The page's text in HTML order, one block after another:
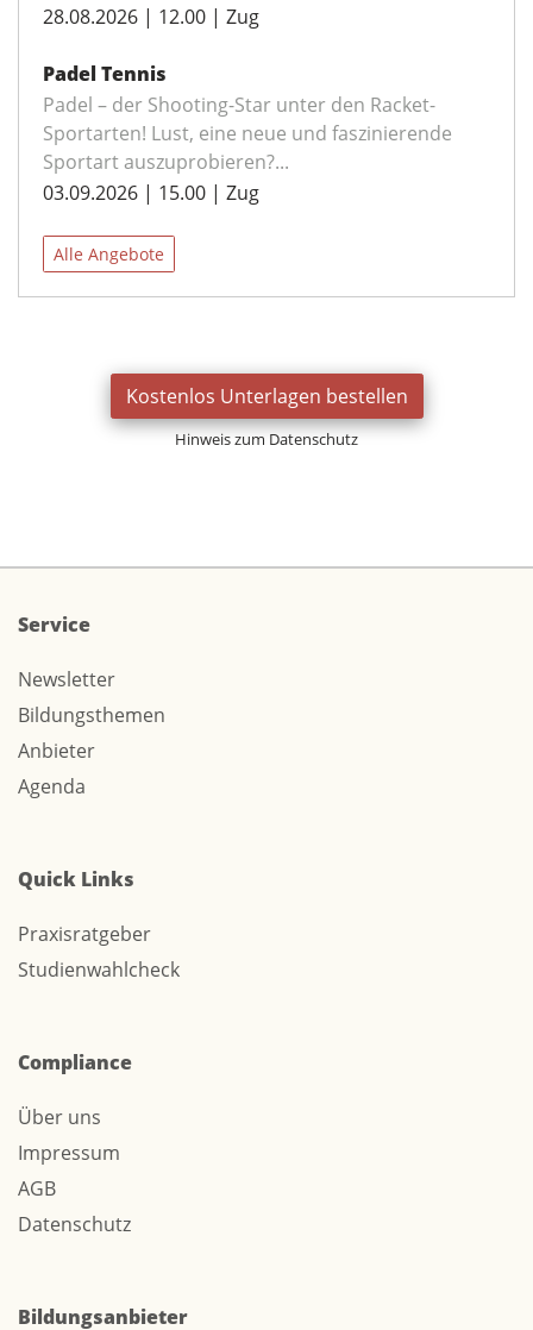
28.08.2026 | 12.00 | Zug
Padel Tennis
Padel – der Shooting-Star unter den Racket-
Sportarten! Lust, eine neue und faszinierende
Sportart auszuprobieren?...
03.09.2026 | 15.00 | Zug
Alle Angebote
Kostenlos Unterlagen bestellen
Hinweis zum Datenschutz
Service
Newsletter
Bildungsthemen
Anbieter
Agenda
Quick Links
Praxisratgeber
Studienwahlcheck
Compliance
Über uns
Impressum
AGB
Datenschutz
Bildungsanbieter